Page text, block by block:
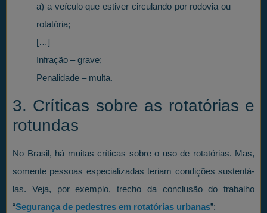
a) a veículo que estiver circulando por rodovia ou
rotatória;
[…]
Infração – grave;
Penalidade – multa.
3. Críticas sobre as rotatórias e
rotundas
No Brasil, há muitas críticas sobre o uso de rotatórias. Mas,
somente pessoas especializadas teriam condições sustentá-
las. Veja, por exemplo, trecho da conclusão do trabalho
“Segurança de pedestres em rotatórias urbanas”: